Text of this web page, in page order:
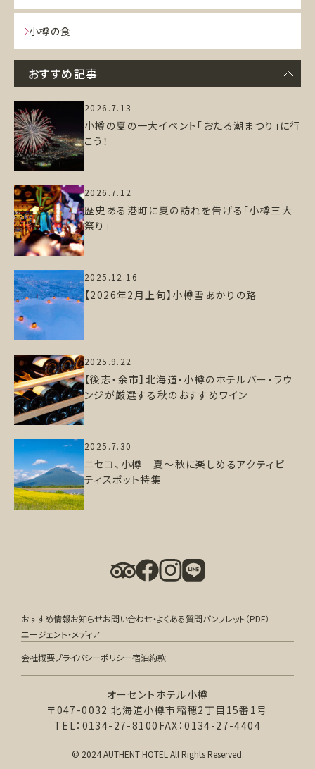
小樽の食
おすすめ記事
2026.7.13
小樽の夏の一大イベント「おたる潮まつり」に行
こう！
2026.7.12
歴史ある港町に夏の訪れを告げる「小樽三大
祭り」
2025.12.16
【2026年2月上旬】小樽雪あかりの路
2025.9.22
【後志・余市】北海道・小樽のホテルバー・ラウ
ンジが厳選する秋のおすすめワイン
2025.7.30
ニセコ、小樽 夏～秋に楽しめるアクティビ
ティスポット特集
おすすめ情報お知らせお問い合わせ・よくある質問パンフレット（PDF）
エージェント・メディア
会社概要プライバシーポリシー宿泊約款
オーセントホテル小樽
〒047-0032 北海道小樽市稲穂2丁目15番1号
TEL：0134-27-8100 FAX：0134-27-4404
© 2024 AUTHENT HOTEL All Rights Reserved.